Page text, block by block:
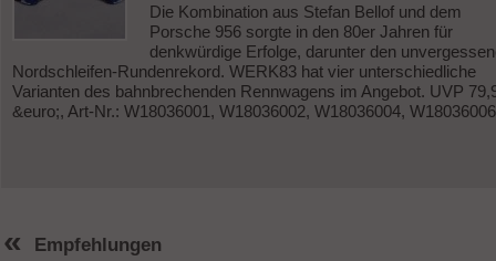
Die Kombination aus Stefan Bellof und dem
Porsche 956 sorgte in den 80er Jahren für
denkwürdige Erfolge, darunter den
Nordschleifen-Rundenrekord. WERK83 hat vier unterschiedliche
Varianten des bahnbrechenden Rennwagens im Angebot. UVP
&euro;, Art-Nr.: W18036001, W18036002, W18036004, W18036006
« Empfehlungen